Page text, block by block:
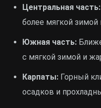
Центральная часть:
более мягкой
Южная часть:
с мягкой зимой и
Карпаты: Горный
осадков и